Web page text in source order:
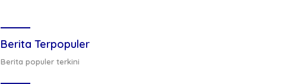
Berita Terpopuler
Berita populer terkini